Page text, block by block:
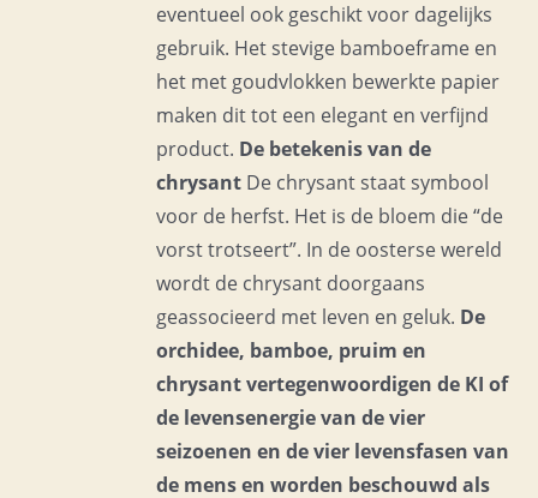
eventueel ook geschikt voor dagelijks
gebruik. Het stevige bamboeframe en
het met goudvlokken bewerkte papier
maken dit tot een elegant en verfijnd
product. De betekenis van de
chrysant De chrysant staat symbool
voor de herfst. Het is de bloem die “de
vorst trotseert”. In de oosterse wereld
wordt de chrysant doorgaans
geassocieerd met leven en geluk. De
orchidee, bamboe, pruim en
chrysant vertegenwoordigen de KI of
de levensenergie van de vier
seizoenen en de vier levensfasen van
de mens en worden beschouwd als